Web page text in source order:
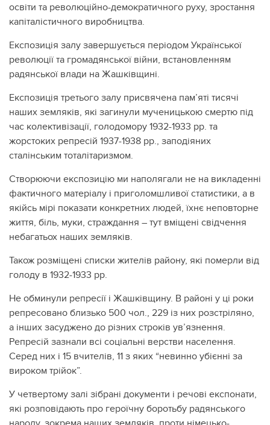
освіти та революційно-демократичного руху, зростання
капіталістичного виробництва.
Експозиція залу завершується періодом Української
революції та громадянської війни, встановленням
радянської влади на Жашківщині.
Експозиція третього залу присвячена пам’яті тисячі
наших земляків, які загинули мученицькою смертю під
час колективізації, голодомору 1932-1933 рр. та
жорстоких репресій 1937-1938 рр., заподіяних
сталінським тоталітаризмом.
Створюючи експозицію ми наполягали не на викладенні
фактичного матеріалу і приголомшливої статистики, а в
якійсь мірі показати конкретних людей, їхнє неповторне
життя, біль, муки, страждання – тут вміщені свідчення
небагатьох наших земляків.
Також розміщені списки жителів району, які померли від
голоду в 1932-1933 рр.
Не обминули репресії і Жашківщину. В районі у ці роки
репресовано близько 500 чол., 229 із них розстріляно,
а інших засуджено до різних строків ув’язнення.
Репресій зазнали всі соціальні верстви населення.
Серед них і 15 вчителів, 11 з яких “невинно убієнні за
вироком трійок”.
У четвертому залі зібрані документи і речові експонати,
які розповідають про героїчну боротьбу радянського